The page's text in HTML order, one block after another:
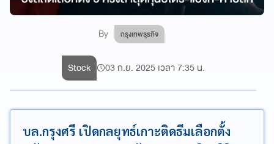
By กรุงเทพธุรกิจ
Stock 03 ก.ย. 2025 เวลา 7:35 น.
บล.กรุงศรี เปิดกลยุทธ์เกาะติดธีมเลือกตั้ง